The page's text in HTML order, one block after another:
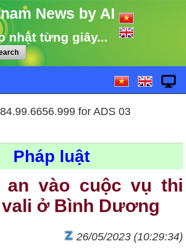
News by AI
nhật từng giây...
for ADS 03
Pháp luật
an vào cuộc vụ thi
ở Bình Dương
26/05/2023 (10:29:34)